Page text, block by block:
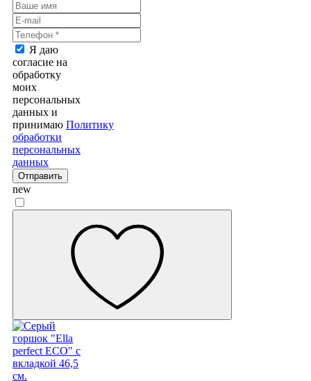
Я даю
согласие на
обработку
моих
персональных
данных и
принимаю Политику
обработки
персональных
данных
Отправить
new